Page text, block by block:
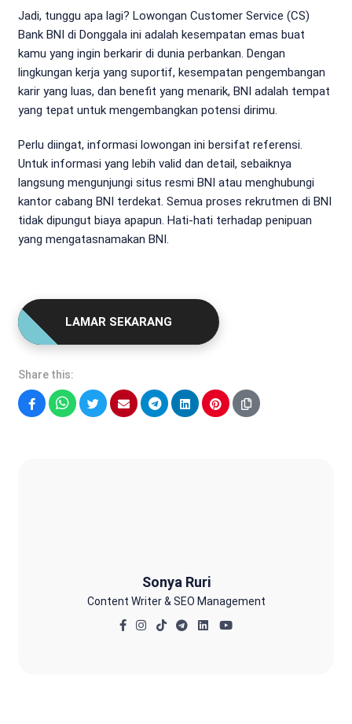
Jadi, tunggu apa lagi? Lowongan Customer Service (CS)
Bank BNI di Donggala ini adalah kesempatan emas buat
kamu yang ingin berkarir di dunia perbankan. Dengan
lingkungan kerja yang suportif, kesempatan pengembangan
karir yang luas, dan benefit yang menarik, BNI adalah tempat
yang tepat untuk mengembangkan potensi dirimu.
Perlu diingat, informasi lowongan ini bersifat referensi.
Untuk informasi yang lebih valid dan detail, sebaiknya
langsung mengunjungi situs resmi BNI atau menghubungi
kantor cabang BNI terdekat. Semua proses rekrutmen di BNI
tidak dipungut biaya apapun. Hati-hati terhadap penipuan
yang mengatasnamakan BNI.
LAMAR SEKARANG
Share this:
Sonya Ruri
Content Writer & SEO Management